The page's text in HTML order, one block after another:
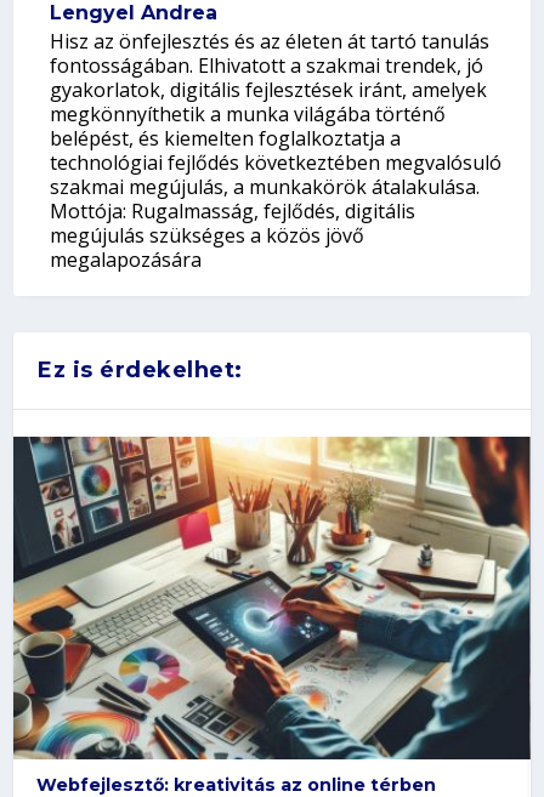
Lengyel Andrea
Hisz az önfejlesztés és az életen át tartó tanulás
fontosságában. Elhivatott a szakmai trendek, jó
gyakorlatok, digitális fejlesztések iránt, amelyek
megkönnyíthetik a munka világába történő
belépést, és kiemelten foglalkoztatja a
technológiai fejlődés következtében megvalósuló
szakmai megújulás, a munkakörök átalakulása.
Mottója: Rugalmasság, fejlődés, digitális
megújulás szükséges a közös jövő
megalapozására
Ez is érdekelhet:
Webfejlesztő: kreativitás az online térben